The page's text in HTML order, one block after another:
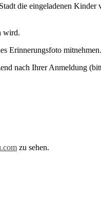
die eingeladenen Kinder
wird.
Erinnerungsfoto mitnehmen.
nach Ihrer Anmeldung
zu sehen.